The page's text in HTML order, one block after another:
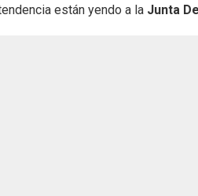
están yendo a la Junta